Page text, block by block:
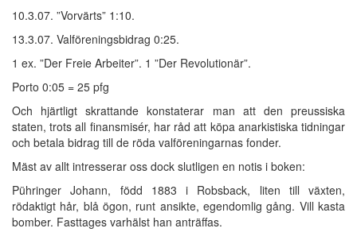
10.3.07. ”Vorvärts” 1:10.
13.3.07. Valföreningsbidrag 0:25.
1 ex. ”Der Freie Arbeiter”. 1 ”Der Revolutionär”.
Porto 0:05 = 25 pfg
Och hjärtligt skrattande konstaterar man att den preussiska
staten, trots all finansmisér, har råd att köpa anarkistiska tidningar
och betala bidrag till de röda valföreningarnas fonder.
Mäst av allt intresserar oss dock slutligen en notis i boken:
Pühringer Johann, född 1883 i Robsback, liten till växten,
rödaktigt hår, blå ögon, runt ansikte, egendomlig gång. Vill kasta
bomber. Fasttages varhälst han anträffas.